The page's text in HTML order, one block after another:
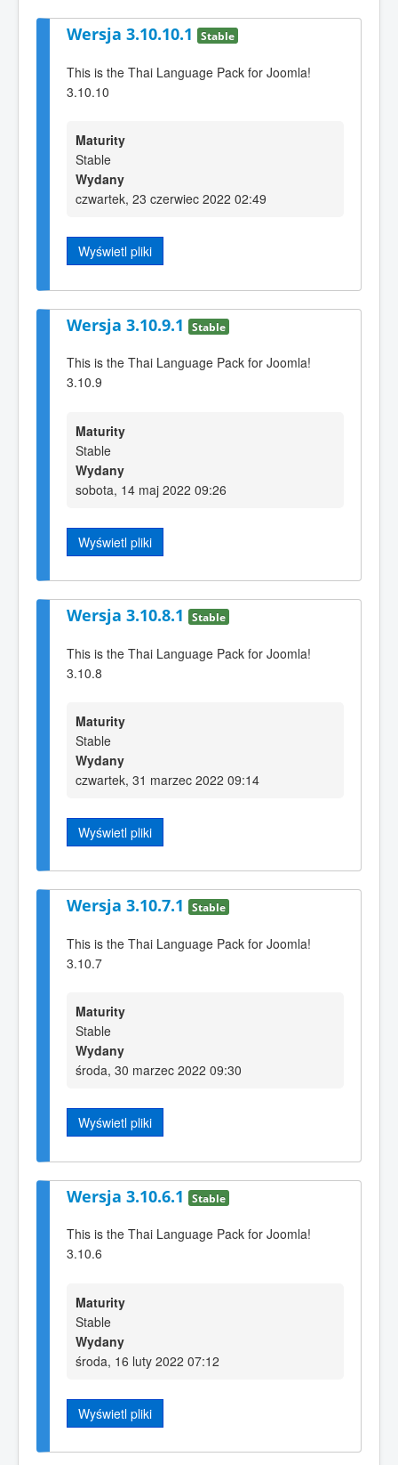
Wersja 3.10.10.1 Stable
This is the Thai Language Pack for Joomla!
3.10.10
Maturity
Stable
Wydany
czwartek, 23 czerwiec 2022 02:49
Wyświetl pliki
Wersja 3.10.9.1 Stable
This is the Thai Language Pack for Joomla!
3.10.9
Maturity
Stable
Wydany
sobota, 14 maj 2022 09:26
Wyświetl pliki
Wersja 3.10.8.1 Stable
This is the Thai Language Pack for Joomla!
3.10.8
Maturity
Stable
Wydany
czwartek, 31 marzec 2022 09:14
Wyświetl pliki
Wersja 3.10.7.1 Stable
This is the Thai Language Pack for Joomla!
3.10.7
Maturity
Stable
Wydany
środa, 30 marzec 2022 09:30
Wyświetl pliki
Wersja 3.10.6.1 Stable
This is the Thai Language Pack for Joomla!
3.10.6
Maturity
Stable
Wydany
środa, 16 luty 2022 07:12
Wyświetl pliki